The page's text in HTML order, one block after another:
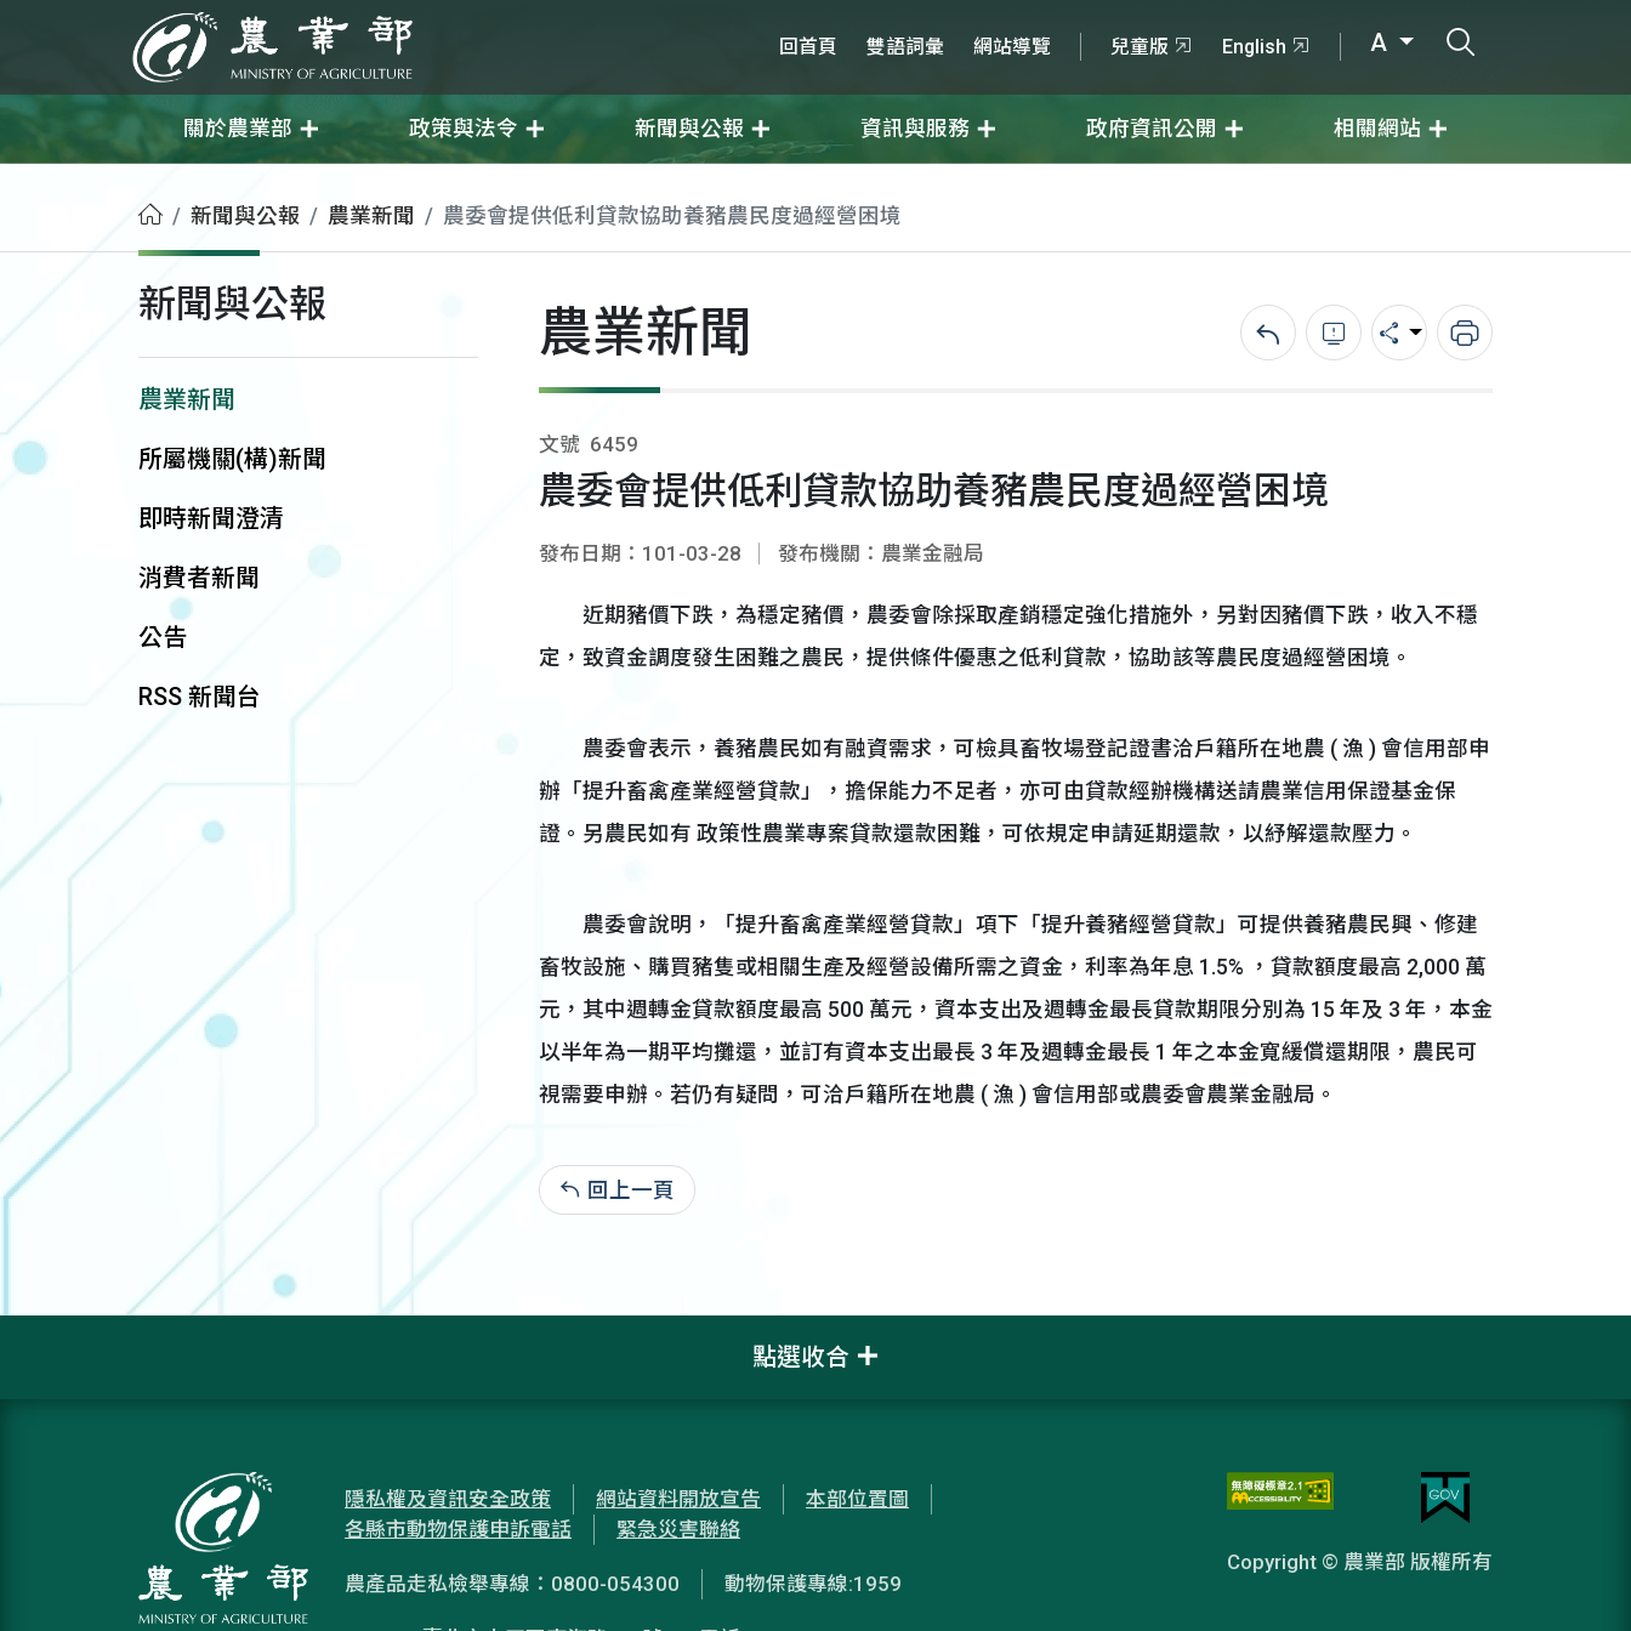
農業部 回首頁 雙語詞彙 網站導覽 兒童版 English A
關於農業部 政策與法令 新聞與公報 資訊與服務 政府資訊公開 相關網站
首頁新聞與公報 農業新聞 農委會提供低利貸款協助養豬農民度過經營困境
新聞與公報
農業新聞
所屬機關(構)新聞
即時新聞澄清
消費者新聞
公告
RSS 新聞台
農業新聞 回上一頁錯誤回報分享 列印
文號 6459
農委會提供低利貸款協助養豬農民度過經營困境
發布日期：101-03-28 發布機關：農業金融局
近期豬價下跌，為穩定豬價，農委會除採取產銷穩定強化措施外，另對因豬價下跌，收入不穩
定，致資金調度發生困難之農民，提供條件優惠之低利貸款，協助該等農民度過經營困境。
農委會表示，養豬農民如有融資需求，可檢具畜牧場登記證書洽戶籍所在地農 ( 漁 ) 會信用部申
辦「提升畜禽產業經營貸款」，擔保能力不足者，亦可由貸款經辦機構送請農業信用保證基金保
證。另農民如有 政策性農業專案貸款還款困難，可依規定申請延期還款，以紓解還款壓力。
農委會說明，「提升畜禽產業經營貸款」項下「提升養豬經營貸款」可提供養豬農民興、修建
畜牧設施、購買豬隻或相關生產及經營設備所需之資金，利率為年息 1.5% ，貸款額度最高 2,000 萬
元，其中週轉金貸款額度最高 500 萬元，資本支出及週轉金最長貸款期限分別為 15 年及 3 年，本金
以半年為一期平均攤還，並訂有資本支出最長 3 年及週轉金最長 1 年之本金寬緩償還期限，農民可
視需要申辦。若仍有疑問，可洽戶籍所在地農 ( 漁 ) 會信用部或農委會農業金融局。
回上一頁
點選收合
隱私權及資訊安全政策 網站資料開放宣告
本部位置圖
各縣市動物保護申訴電話
緊急災害聯絡
農產品走私檢舉專線：0800-054300 動物保護專線:1959
Copyright © 農業部 版權所有